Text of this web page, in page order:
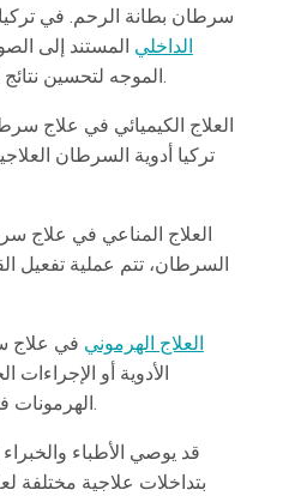
سرطان بطانة الرحم. في
الداخلي المستند إلى
الموجه لتحسين نتائج المرضى وتقليل الآثار الجانبية.
العلاج الكيميائي في علاج
تركيا أدوية السرطان
العلاج المناعي في علاج
السرطان، تتم عملية تفعيل
العلاج الهرموني في علاج
الأدوية أو
الهرمونات في علاج سرطان بطانة الرحم.
قد يوصي الأطباء
بتداخلات علاجية مختلفة